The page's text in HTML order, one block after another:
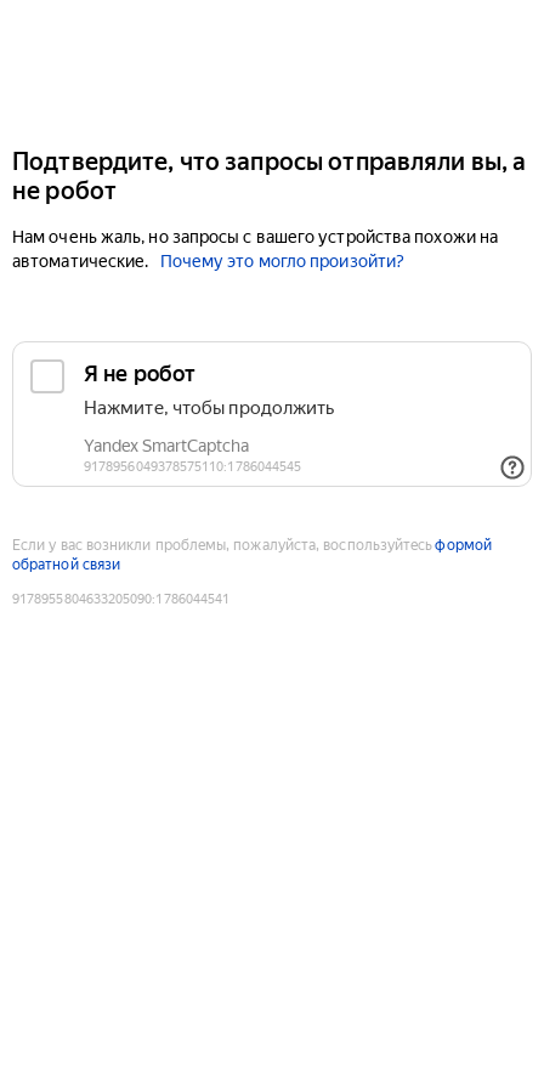
Подтвердите, что запросы отправляли вы, а
не робот
Нам очень жаль, но запросы с вашего устройства похожи на
автоматические.
Почему это могло произойти?
Если у вас возникли проблемы, пожалуйста, воспользуйтесьформой
обратной связи
9178955804633205090:1786044541